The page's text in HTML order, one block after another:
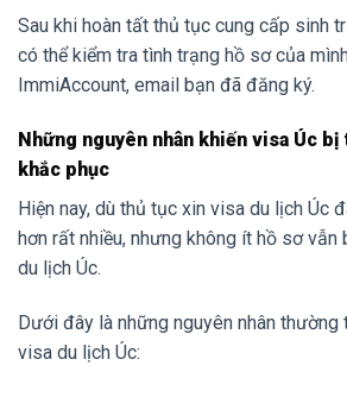
Sau khi hoàn tất thủ tục cung cấp sinh
có thể kiểm tra tình trạng hồ sơ của
ImmiAccount, email bạn đã đăng ký.
Những nguyên nhân khiến visa Úc
khắc phục
Hiện nay, dù thủ tục xin visa du lịch Úc
hơn rất nhiều, nhưng không ít hồ sơ
du lịch Úc.
Dưới đây là những nguyên nhân
visa du lịch Úc: